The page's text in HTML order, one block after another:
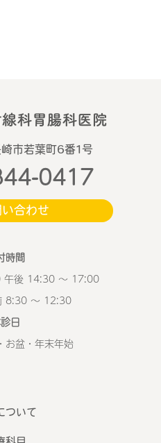
市若葉町6番1号
0417
合わせ
時間
後 14:30 ～ 17:00
8:30 ～ 12:30
日
お盆・年末年始
ついて